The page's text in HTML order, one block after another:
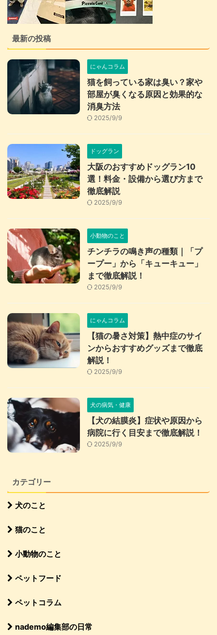
最新の投稿
にゃんコラム
猫を飼っている家は臭い？家や
部屋が臭くなる原因と効果的な
消臭方法
2025/9/9
ドッグラン
大阪のおすすめドッグラン10
選！料金・設備から選び方まで
徹底解説
2025/9/9
小動物のこと
チンチラの鳴き声の種類｜「プ
ープー」から「キューキュー」
まで徹底解説！
2025/9/9
にゃんコラム
【猫の暑さ対策】熱中症のサイ
ンからおすすめグッズまで徹底
解説！
2025/9/9
犬の病気・健康
【犬の結膜炎】症状や原因から
病院に行く目安まで徹底解説！
2025/9/9
カテゴリー
犬のこと
猫のこと
小動物のこと
ペットフード
ペットコラム
nademo編集部の日常